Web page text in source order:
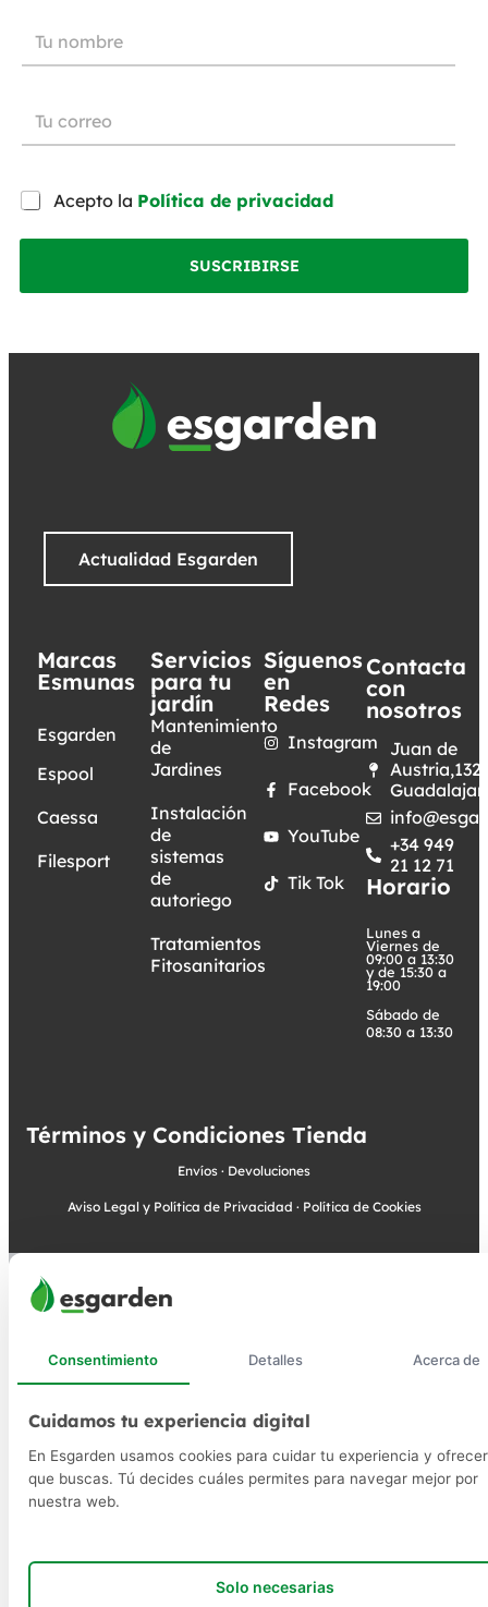
Acepto la Política de privacidad
SUSCRIBIRSE
Actualidad Esgarden
Marcas
Esmunas
Esgarden
Espool
Caessa
Filesport
Servicios
para tu
jardín
Mantenimiento
de
Jardines
Instalación
de
sistemas
de
autoriego
Tratamientos
Fitosanitarios
Síguenos
en
Redes
Instagram
Facebook
YouTube
Tik Tok
Contacta
con
nosotros
Juan de
Austria,132.
+34 949
21 12 71
Horario
Lunes a
Viernes de
09:00 a 13:30
y de 15:30 a
19:00
Sábado de
08:30 a 13:30
Términos y Condiciones Tienda
Envíos · Devoluciones
Aviso Legal y Política de Privacidad · Política de Cookies
Consentimiento Detalles Acerca de
Cuidamos tu experiencia digital
En Esgarden usamos cookies para cuidar tu experiencia y
que buscas. Tú decides cuáles permites para navegar mejor por
nuestra web.
Solo necesarias